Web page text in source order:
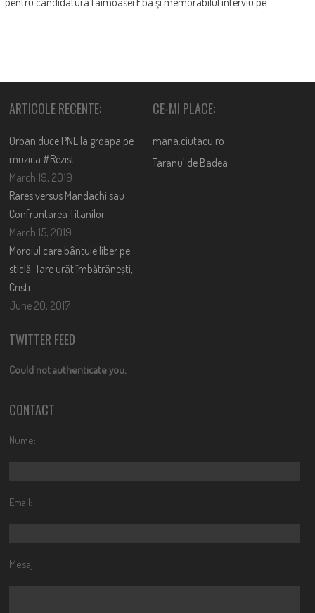
ARTICOLE RECENTE:
Orban duce PNL la groapa pe
muzica #Rezist
March 19, 2019
Rares versus Mandachi sau
Confruntarea Titanilor
March 15, 2019
Moroiul care bântuie liber pe
sticlă. Tare urât îmbătrânești,
Cristi….
June 20, 2017
CE-MI PLACE:
mana.ciutacu.ro
Taranu’ de Badea
TWITTER FEED
Could not authenticate you.
CONTACT
Nume:
Email:
Mesaj: